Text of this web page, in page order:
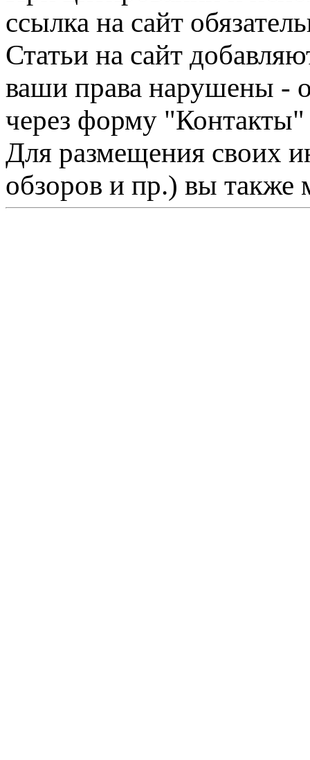
ссылка на сайт
Статьи на сайт
ваши права нарушены -
через форму "Контакты"
Для размещения своих
обзоров и пр.) вы также